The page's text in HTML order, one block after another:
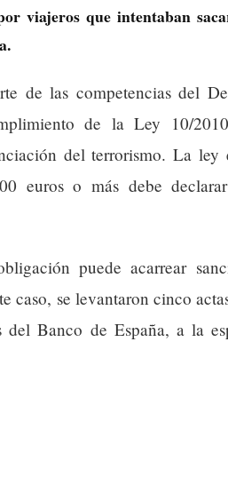
viajeros que intentaban
de las competencias del
de la Ley 10/
del terrorismo. La ley
euros o más debe
puede acarrear
caso, se levantaron cinco
Banco de España, a la